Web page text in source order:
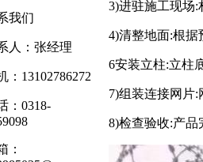
3)进驻施工现场:
4)清整地面:根据
6安装立柱:立柱
7)组装连接网片:
8)检查验收:产品
我们
人：张经理
：13102786272
：0318-
：